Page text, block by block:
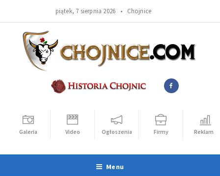
piątek, 7 sierpnia 2026 • Chojnice
Galeria Video Ogłoszenia Firmy Reklama
Menu